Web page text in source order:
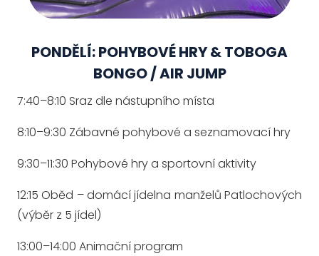
PONDĚLÍ: POHYBOVÉ HRY & TOBOGA
BONGO / AIR JUMP
7:40–8:10 Sraz dle nástupního místa
8:10–9:30 Zábavné pohybové a seznamovací hry
9:30–11:30 Pohybové hry a sportovní aktivity
12:15 Oběd – domácí jídelna manželů Patlochových
(výběr z 5 jídel)
13:00–14:00 Animační program